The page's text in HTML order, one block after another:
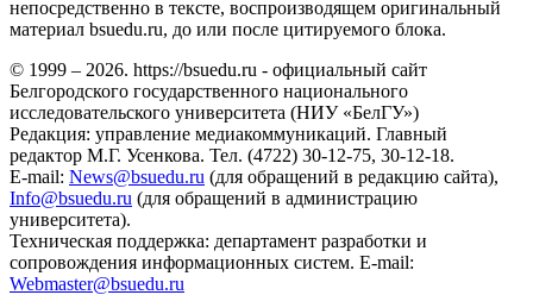
непосредственно в тексте, воспроизводящем оригинальный
материал bsuedu.ru, до или после цитируемого блока.
© 1999 – 2026. https://bsuedu.ru - официальный сайт
Белгородского государственного национального
исследовательского университета (НИУ «БелГУ»)
Редакция: управление медиакоммуникаций. Главный
редактор М.Г. Усенкова. Тел. (4722) 30-12-75, 30-12-18.
E-mail: News@bsuedu.ru (для обращений в редакцию сайта),
Info@bsuedu.ru (для обращений в администрацию
университета).
Техническая поддержка: департамент разработки и
сопровождения информационных систем. E-mail:
Webmaster@bsuedu.ru